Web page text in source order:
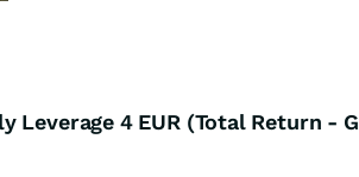
Leverage 4 EUR (Total Return -